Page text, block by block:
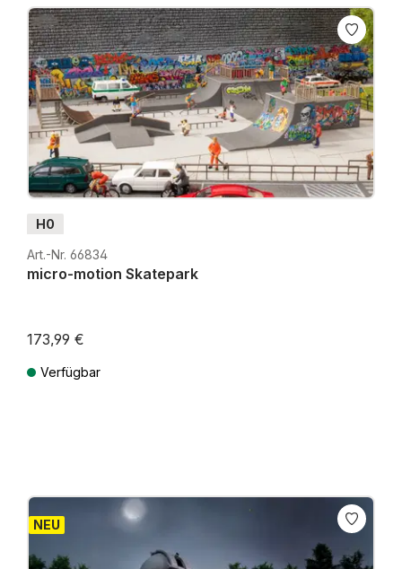
H0
Art.-Nr. 66834
micro-motion Skatepark
173,99 €
Verfügbar
NEU